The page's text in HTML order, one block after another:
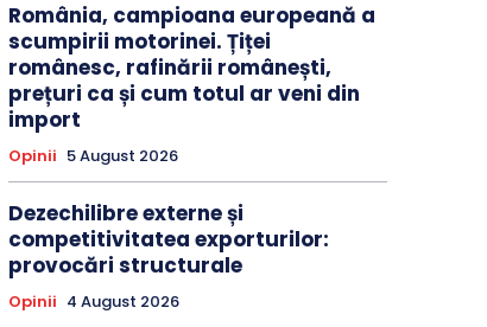
România, campioana europeană a
scumpirii motorinei. Țiței
românesc, rafinării românești,
prețuri ca și cum totul ar veni din
import
Opinii 5 August 2026
Dezechilibre externe și
competitivitatea exporturilor:
provocări structurale
Opinii 4 August 2026